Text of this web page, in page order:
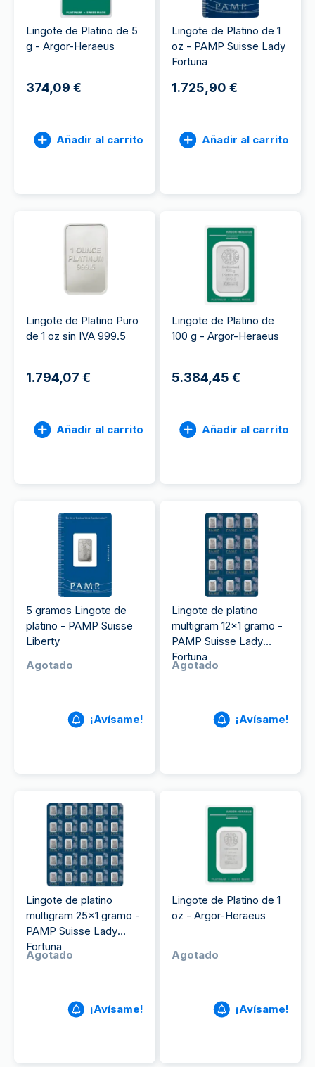
Lingote de Platino de 5
g - Argor-Heraeus
374,09 €
Añadir al carrito
Lingote de Platino de 1
oz - PAMP Suisse Lady
Fortuna
1.725,90 €
Añadir al carrito
Lingote de Platino Puro
de 1 oz sin IVA 999.5
1.794,07 €
Añadir al carrito
Lingote de Platino de
100 g - Argor-Heraeus
5.384,45 €
Añadir al carrito
5 gramos Lingote de
platino - PAMP Suisse
Liberty
Agotado
¡Avísame!
Lingote de platino
multigram 12x1 gramo -
PAMP Suisse Lady
Fortuna
Agotado
¡Avísame!
Lingote de platino
multigram 25x1 gramo -
PAMP Suisse Lady
Fortuna
Agotado
¡Avísame!
Lingote de Platino de 1
oz - Argor-Heraeus
Agotado
¡Avísame!